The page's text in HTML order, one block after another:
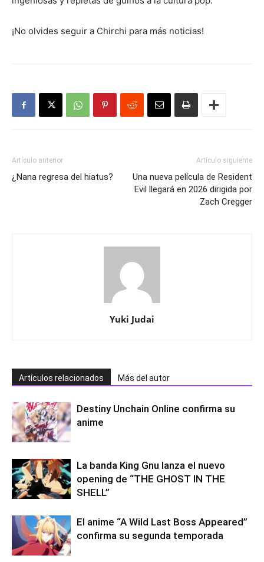
¡No olvides seguir a Chirchi para más noticias!
Artículo anterior
¿Nana regresa del hiatus?
Artículo siguiente
Una nueva película de Resident
Evil llegará en 2026 dirigida por
Zach Cregger
Yuki Judai
Artículos relacionados Más del autor
Destiny Unchain Online confirma su
anime
La banda King Gnu lanza el nuevo
opening de “THE GHOST IN THE
SHELL”
El anime “A Wild Last Boss Appeared”
confirma su segunda temporada